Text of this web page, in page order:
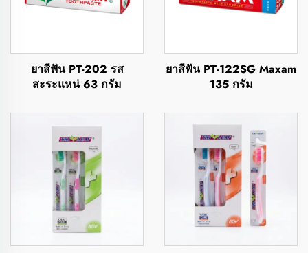
ยาสีฟัน PT-202 รส
สะระแหน่ 63 กรัม
ยาสีฟัน PT-122SG Maxam
135 กรัม